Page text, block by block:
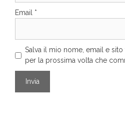
Email *
Salva il mio nome, email e
per la prossima volta che